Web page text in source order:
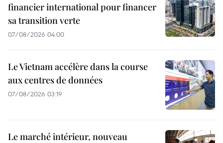
financier international pour financer
sa transition verte
07/08/2026 04:00
Le Vietnam accélère dans la course
aux centres de données
07/08/2026 03:19
Le marché intérieur, nouveau